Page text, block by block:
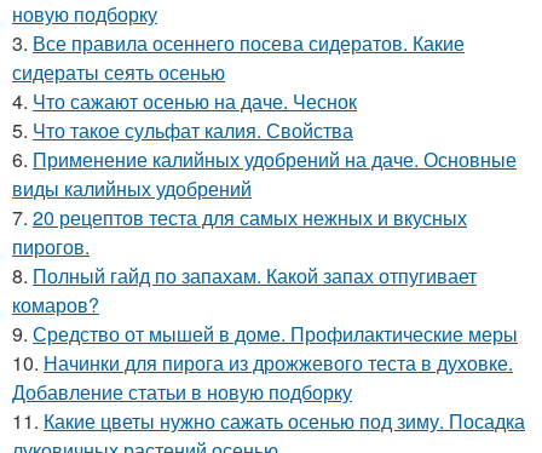
новую подборку
3. Все правила осеннего посева сидератов. Какие
сидераты сеять осенью
4. Что сажают осенью на даче. Чеснок
5. Что такое сульфат калия. Свойства
6. Применение калийных удобрений на даче. Основные
виды калийных удобрений
7. 20 рецептов теста для самых нежных и вкусных
пирогов.
8. Полный гайд по запахам. Какой запах отпугивает
комаров?
9. Средство от мышей в доме. Профилактические меры
10. Начинки для пирога из дрожжевого теста в духовке.
Добавление статьи в новую подборку
11. Какие цветы нужно сажать осенью под зиму. Посадка